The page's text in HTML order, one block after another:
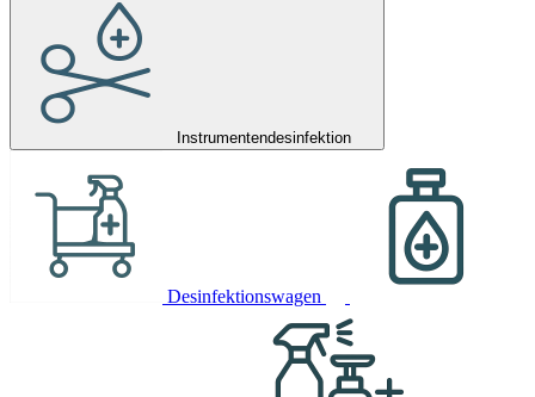
Instrumentendesinfektion
Desinfektionswagen